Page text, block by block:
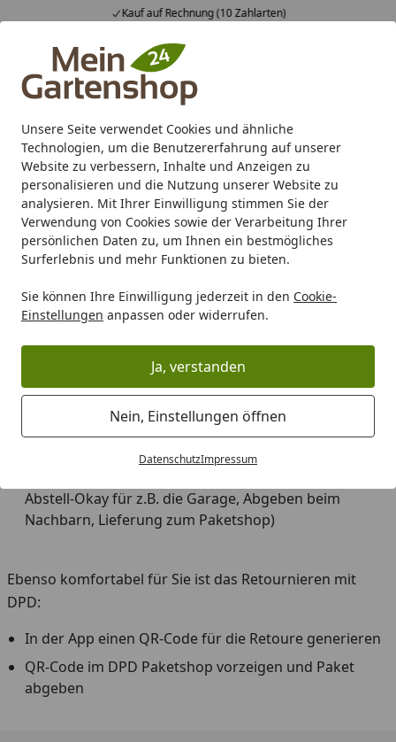
Unsere Seite verwendet Cookies und ähnliche
Technologien, um die Benutzererfahrung auf unserer
Website zu verbessern, Inhalte und Anzeigen zu
personalisieren und die Nutzung unserer Website zu
analysieren. Mit Ihrer Einwilligung stimmen Sie der
Verwendung von Cookies sowie der Verarbeitung Ihrer
persönlichen Daten zu, um Ihnen ein bestmögliches
Surferlebnis und mehr Funktionen zu bieten.
Sie können Ihre Einwilligung jederzeit in den Cookie-
Einstellungen anpassen oder widerrufen.
Ja, verstanden
Nein, Einstellungen öffnen
DatenschutzImpressum
Kauf auf Rechnung (10 Zahlarten)
Alle Produkte
Mein Konto
Suchen
Startseite
DPD Versand
DPD Versand
Besonders flexibel, besonders komfortabel: mit Versand
per DPD haben Sie jederzeit den vollen Überblick über
den aktuellen Lieferstatus. Sie können Ihr Paket in
Echtzeit verfolgen und wissen bis auf 30 Minuten genau,
wann der Paketbote bei Ihnen klingeln wird.
Dabei alles bietet die DPD App:
Live Tracking
Sie können den Tag und den Ort der Zustellung
Abstell-Okay für z.B. die Garage, Abgeben beim
Nachbarn, Lieferung zum Paketshop)
Ebenso komfortabel für Sie ist das Retournieren mit
DPD:
In der App einen QR-Code für die Retoure generieren
QR-Code im DPD Paketshop vorzeigen und Paket
abgeben